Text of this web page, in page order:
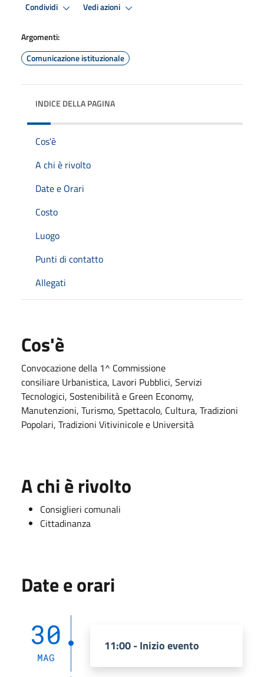
Condividi Vedi azioni
Argomenti:
Comunicazione istituzionale
INDICE DELLA PAGINA
Cos'è
A chi è rivolto
Date e Orari
Costo
Luogo
Punti di contatto
Allegati
Cos'è
Convocazione della 1^ Commissione
consiliare Urbanistica, Lavori Pubblici, Servizi
Tecnologici, Sostenibilità e Green Economy,
Manutenzioni, Turismo, Spettacolo, Cultura, Tradizioni
Popolari, Tradizioni Vitivinicole e Università
A chi è rivolto
Consiglieri comunali
Cittadinanza
Date e orari
30
MAG
11:00 - Inizio evento